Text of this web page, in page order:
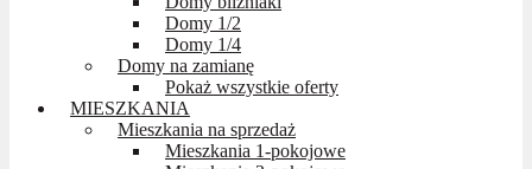
Domy 1/2
Domy 1/4
Domy na zamianę
Pokaż wszystkie oferty
MIESZKANIA
Mieszkania na sprzedaż
Mieszkania 1-pokojowe